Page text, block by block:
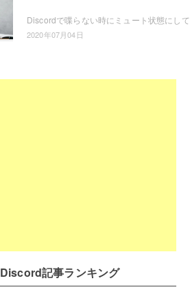
2020年07月04日
Discord記事ランキング